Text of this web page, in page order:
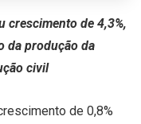
crescimento de 4,3%,
da produção da
civil
de 0,8%